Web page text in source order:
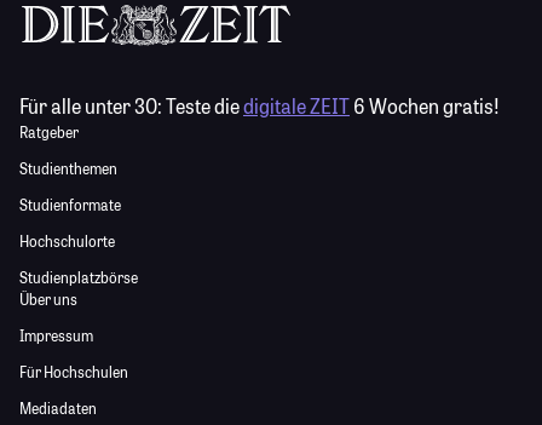
Für alle unter 30:Teste diedigitale ZEIT6 Wochen gratis!
Ratgeber
Studienthemen
Studienformate
Hochschulorte
Studienplatzbörse
Über uns
Impressum
Für Hochschulen
Mediadaten